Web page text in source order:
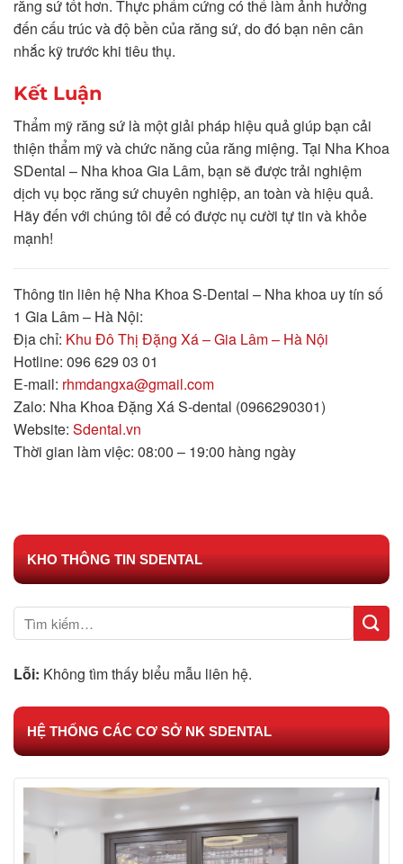
răng sứ tốt hơn. Thực phẩm cứng có thể làm ảnh hưởng
đến cấu trúc và độ bền của răng sứ, do đó bạn nên cân
nhắc kỹ trước khi tiêu thụ.
Kết Luận
Thẩm mỹ răng sứ là một giải pháp hiệu quả giúp bạn cải
thiện thẩm mỹ và chức năng của răng miệng. Tại Nha Khoa
SDental – Nha khoa Gia Lâm, bạn sẽ được trải nghiệm
dịch vụ bọc răng sứ chuyên nghiệp, an toàn và hiệu quả.
Hãy đến với chúng tôi để có được nụ cười tự tin và khỏe
mạnh!
Thông tin liên hệ Nha Khoa S-Dental – Nha khoa uy tín số
1 Gia Lâm – Hà Nội:
Địa chỉ: Khu Đô Thị Đặng Xá – Gia Lâm – Hà Nội
Hotline: 096 629 03 01
E-mail: rhmdangxa@gmail.com
Zalo: Nha Khoa Đặng Xá S-dental (0966290301)
Website: Sdental.vn
Thời gian làm việc: 08:00 – 19:00 hàng ngày
KHO THÔNG TIN SDENTAL
Lỗi: Không tìm thấy biểu mẫu liên hệ.
HỆ THỐNG CÁC CƠ SỞ NK SDENTAL